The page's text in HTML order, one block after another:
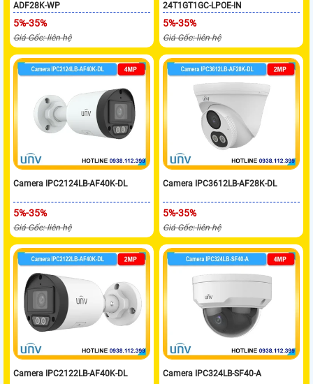
ADF28K-WP
5%-35%
Giá Gốc: liên hệ
24T1GT1GC-LPOE-IN
5%-35%
Giá Gốc: liên hệ
Camera IPC2124LB-AF40K-DL
5%-35%
Giá Gốc: liên hệ
Camera IPC3612LB-AF28K-DL
5%-35%
Giá Gốc: liên hệ
Camera IPC2122LB-AF40K-DL Camera IPC324LB-SF40-A